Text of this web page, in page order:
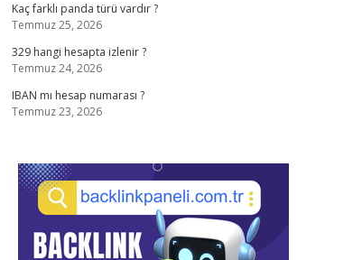
Kaç farklı panda türü vardır ?
Temmuz 25, 2026
329 hangi hesapta izlenir ?
Temmuz 24, 2026
IBAN mı hesap numarası ?
Temmuz 23, 2026